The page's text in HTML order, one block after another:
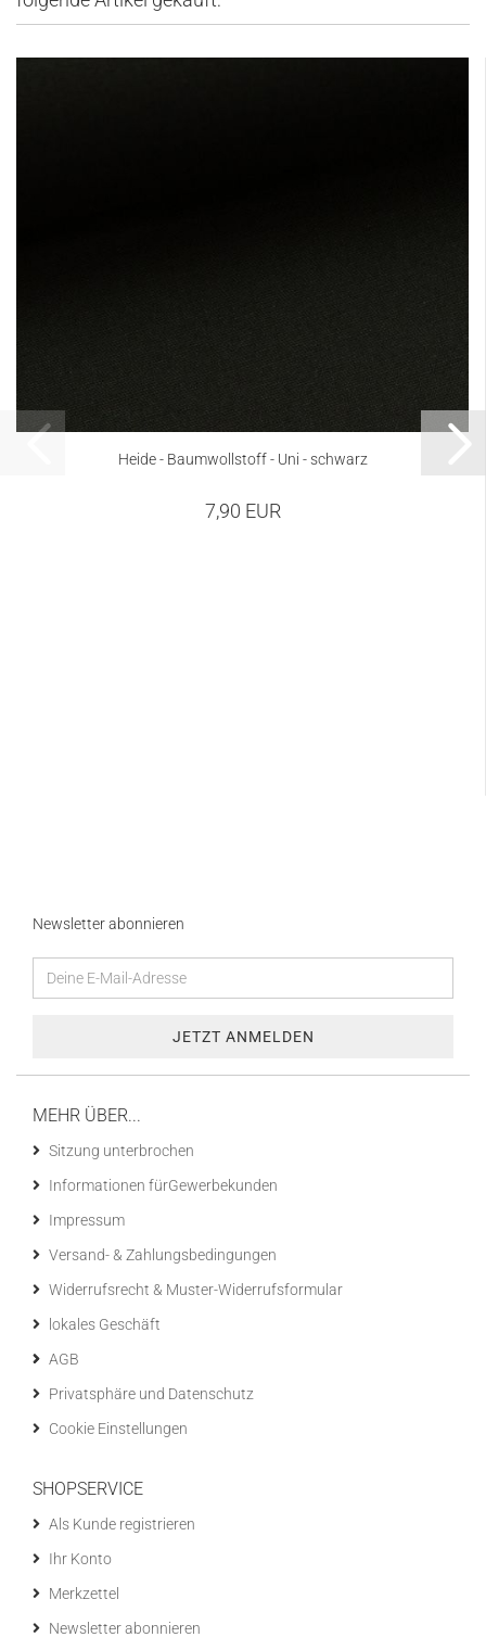
Heide - Baumwollstoff - Uni - schwarz
7,90 EUR
Newsletter abonnieren
MEHR ÜBER...
Sitzung unterbrochen
Informationen fürGewerbekunden
Impressum
Versand- & Zahlungsbedingungen
Widerrufsrecht & Muster-Widerrufsformular
lokales Geschäft
AGB
Privatsphäre und Datenschutz
Cookie Einstellungen
SHOPSERVICE
Als Kunde registrieren
Ihr Konto
Merkzettel
Newsletter abonnieren